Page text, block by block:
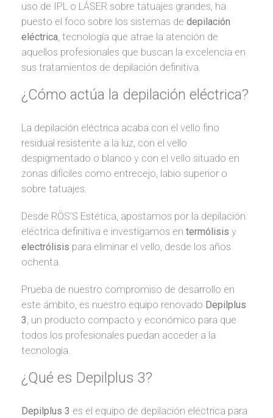
uso de IPL o LÁSER sobre tatuajes grandes, ha
puesto el foco sobre los sistemas de depilación
eléctrica, tecnología que atrae la atención de
aquellos profesionales que buscan la excelencia en
sus tratamientos de depilación definitiva.
¿Cómo actúa la depilación eléctrica?
La depilación eléctrica acaba con el vello fino
residual resistente a la luz, con el vello
despigmentado o blanco y con el vello situado en
zonas difíciles como entrecejo, labio superior o
sobre tatuajes.
Desde RÖS’S Estética, apostamos por la depilación
eléctrica definitiva e investigamos en termólisis y
electrólisis para eliminar el vello, desde los años
ochenta.
Prueba de nuestro compromiso de desarrollo en
este ámbito, es nuestro equipo renovado Depilplus
3, un producto compacto y económico para que
todos los profesionales puedan acceder a la
tecnología.
¿Qué es Depilplus 3?
Depilplus 3 es el equipo de depilación eléctrica para